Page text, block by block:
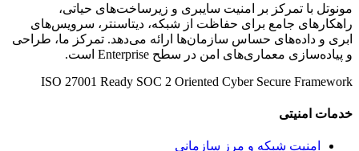
مونوتل با تمرکز بر امنیت سایبری و زیرساخت‌های حیاتی،
راهکارهای جامع برای حفاظت از شبکه، دیتاسنتر، سرویس‌های
ابری و داده‌های حساس سازمان‌ها ارائه می‌دهد. تمرکز ما، طراحی
و پیاده‌سازی معماری‌های امن در سطح Enterprise است.
ISO 27001 Ready SOC 2 Oriented Cyber Secure Framework
خدمات امنیتی
امنیت شبکه و مرز سازمانی